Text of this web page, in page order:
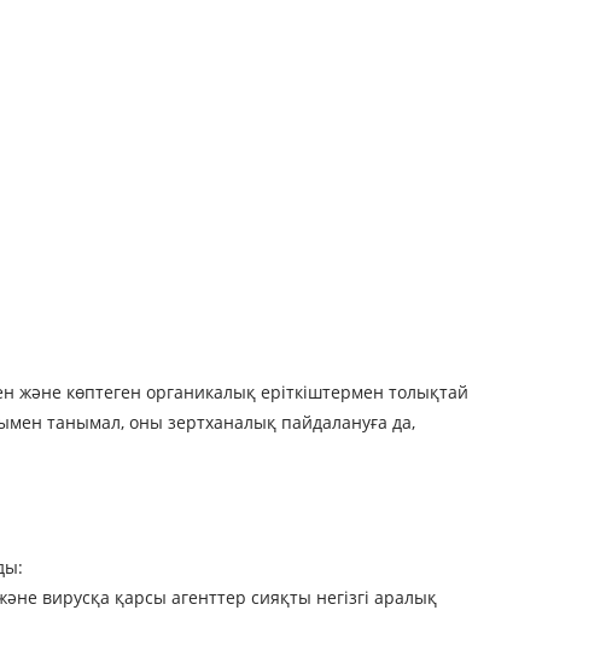
және көптеген органикалық еріткіштермен толықтай
танымал, оны зертханалық пайдалануға да,
вирусқа қарсы агенттер сияқты негізгі аралық